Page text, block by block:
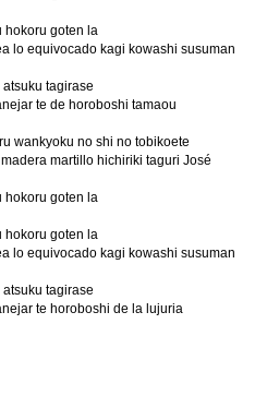
hokoru goten la
lo equivocado kagi kowashi susuman
tagirase
te de horoboshi tamaou
wankyoku no shi no tobikoete
martillo hichiriki taguri José
hokoru goten la
hokoru goten la
lo equivocado kagi kowashi susuman
tagirase
te horoboshi de la lujuria